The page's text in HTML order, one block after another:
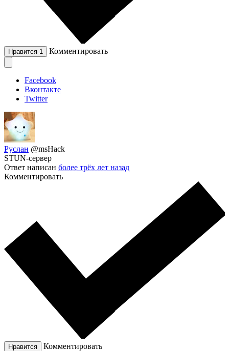
Нравится 1 Комментировать
Facebook
Вконтакте
Twitter
Руслан @msHack
STUN-сервер
Ответ написан более трёх лет назад
Комментировать
Нравится Комментировать